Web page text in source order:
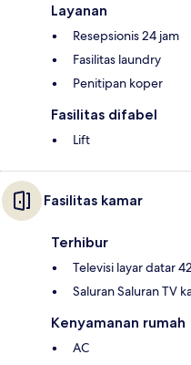
Layanan
Resepsionis 24 jam
Fasilitas laundry
Penitipan koper
Fasilitas difabel
Lift
Fasilitas kamar
Terhibur
Televisi layar datar
Saluran Saluran TV
Kenyamanan rumah
AC